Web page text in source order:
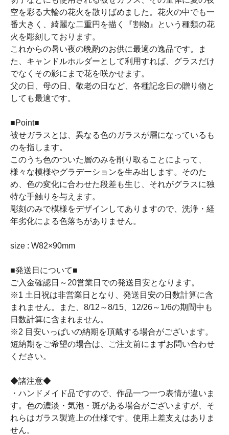
空を彩る大輪の花火を散りばめました。花火の中でも一
番大きく、綺麗な二重円を描く『割物』という種類の花
火を彫刻しております。
これからの暑い夜の晩酌のお供に最適の逸品です。ま
た、キャンドルホルダーとして利用すれば、グラスだけ
でなくその影にまで花を咲かせます。
父の日、母の日、敬老の日など、各種記念日の贈り物と
しても最適です。
■Point■
被せガラスとは、異なる色のガラスが層になっているも
のを指します。
このうち色のついた層のみを削り取ることによって、
様々な模様やグラデーションを生み出します。そのた
め、色の変化に合わせた段差も生じ、それがグラスに独
特な手触りを与えます。
彫刻のみで模様をデザインしてありますので、洗浄・経
年劣化による色落ちがありません。
size : W82×90mm
■発送日について■
ご入金確認日～20営業日での発送目安となります。
※1 土日祝は非営業日となり、発送目安の日数計算に含
まれません。また、8/12～8/15、12/26～1/6の期間中も
日数計算に含まれません。
※2 目安いっぱいの納期を頂戴する場合がございます。
短納期をご希望の場合は、ご注文前にまずお問い合わせ
ください。
◆諸注意◆
・ハンドメイド品ですので、作品一つ一つ表情が違いま
す。色の濃淡・気泡・斑がある場合がございますが、そ
れらはガラス製造上の仕様です。使用上差支えはありま
せん。